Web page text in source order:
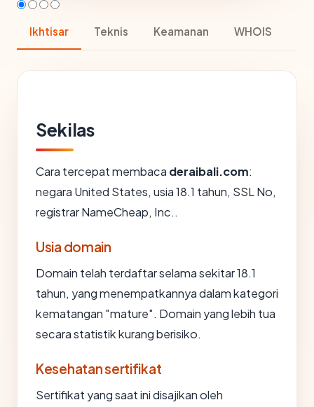
Ikhtisar Teknis Keamanan WHOIS
Sekilas
Cara tercepat membaca deraibali.com:
negara United States, usia 18.1 tahun, SSL No,
registrar NameCheap, Inc..
Usia domain
Domain telah terdaftar selama sekitar 18.1
tahun, yang menempatkannya dalam kategori
kematangan "mature". Domain yang lebih tua
secara statistik kurang berisiko.
Kesehatan sertifikat
Sertifikat yang saat ini disajikan oleh